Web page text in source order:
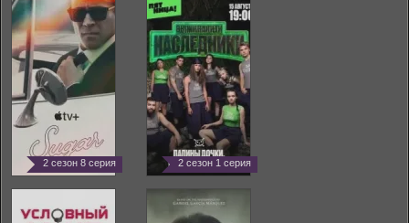
2 сезон 8 серия 2 сезон 1 серия